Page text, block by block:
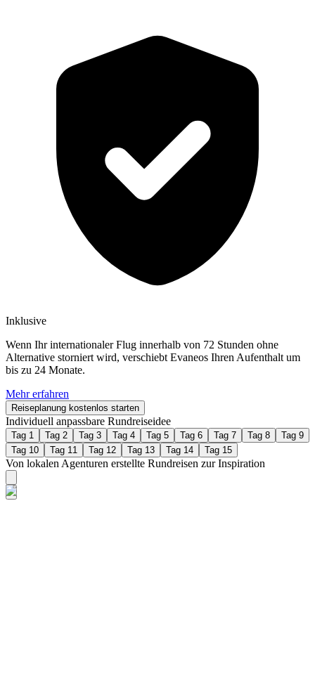
Inklusive
Wenn Ihr internationaler Flug innerhalb von 72 Stunden ohne
Alternative storniert wird, verschiebt Evaneos Ihren Aufenthalt um
bis zu 24 Monate.
Mehr erfahren
Reiseplanung kostenlos starten
Individuell anpassbare Rundreiseidee
Tag 1 Tag 2 Tag 3 Tag 4 Tag 5 Tag 6 Tag 7 Tag 8
Tag 9
Tag 10
Tag 11 Tag 12 Tag 13 Tag 14 Tag 15
Von lokalen Agenturen erstellte Rundreisen zur Inspiration